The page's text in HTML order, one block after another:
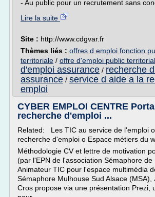
- Au public pour un recrutement sans
Lire la suite
Site : http://www.cdgvar.fr
Thèmes liés : offres d emploi fonction
territoriale / offre d'emploi public territorial
d'emploi assurance / recherche
assurance / service d aide a la
emploi
CYBER EMPLOI CENTRE
recherche d'emploi ...
Related: Les TIC au service de l'emploi
recherche d'emploi o Espace métiers du
Méthodologie CV et lettre de motivation
(par l'EPN de l'association Sémaphore de
Animateur TIC pour l'espace multimédia
Sémaphore Mulhouse Sud Alsace (MSA),
Cros propose via une présentation Prezi,